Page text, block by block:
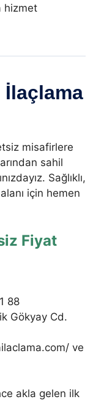
hizmet
İlaçlama
misafirlere
sahil
Sağlıklı,
için hemen
Fiyat
88
Gökyay Cd.
ve
akla gelen ilk